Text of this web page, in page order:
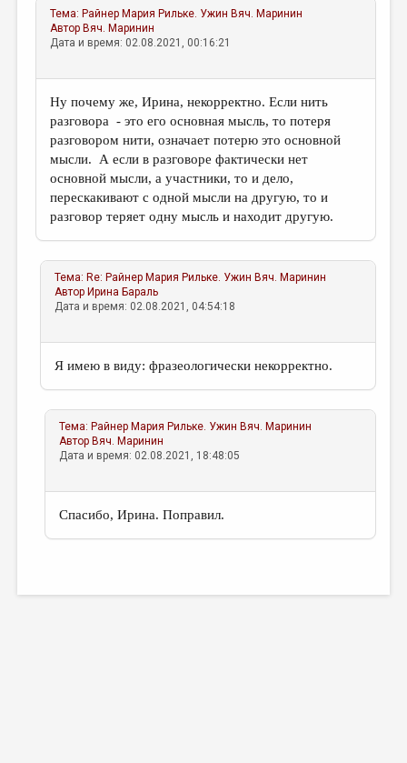
Тема: Райнер Мария Рильке. Ужин Вяч. Маринин
Автор Вяч. Маринин
Дата и время: 02.08.2021, 00:16:21
Ну почему же, Ирина, некорректно. Если нить
разговора - это его основная мысль, то потеря
разговором нити, означает потерю это основной
мысли. А если в разговоре фактически нет
основной мысли, а участники, то и дело,
перескакивают с одной мысли на другую, то и
разговор теряет одну мысль и находит другую.
Тема: Re: Райнер Мария Рильке. Ужин Вяч. Маринин
Автор Ирина Бараль
Дата и время: 02.08.2021, 04:54:18
Я имею в виду: фразеологически некорректно.
Тема: Райнер Мария Рильке. Ужин Вяч. Маринин
Автор Вяч. Маринин
Дата и время: 02.08.2021, 18:48:05
Спасибо, Ирина. Поправил.